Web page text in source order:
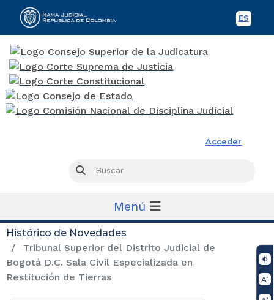
ES
Acceder
Buscar
Menú
Histórico de Novedades
Tribunal Superior del Distrito Judicial de
Bogotá D.C. Sala Civil Especializada en
Restitución de Tierras